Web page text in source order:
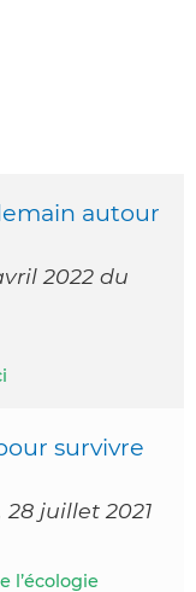
autour
2022 du
survivre
juillet 2021
l’écologie